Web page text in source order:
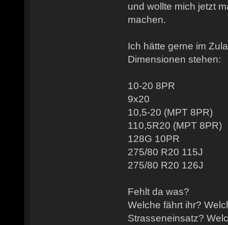
und wollte mich jetzt
machen.
Ich hätte gerne im
Dimensionen stehen:
10-20 8PR
9x20
10,5-20 (MPT 8PR)
110,5R20 (MPT 8PR)
128G 10PR
275/80 R20 115J
275/80 R20 126J
Fehlt da was?
Welche fährt ihr?
Strasseneinsatz?